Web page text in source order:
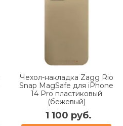
Чехол-накладка Zagg Rio
Snap MagSafe для iPhone
14 Pro пластиковый
(бежевый)
1 100 руб.